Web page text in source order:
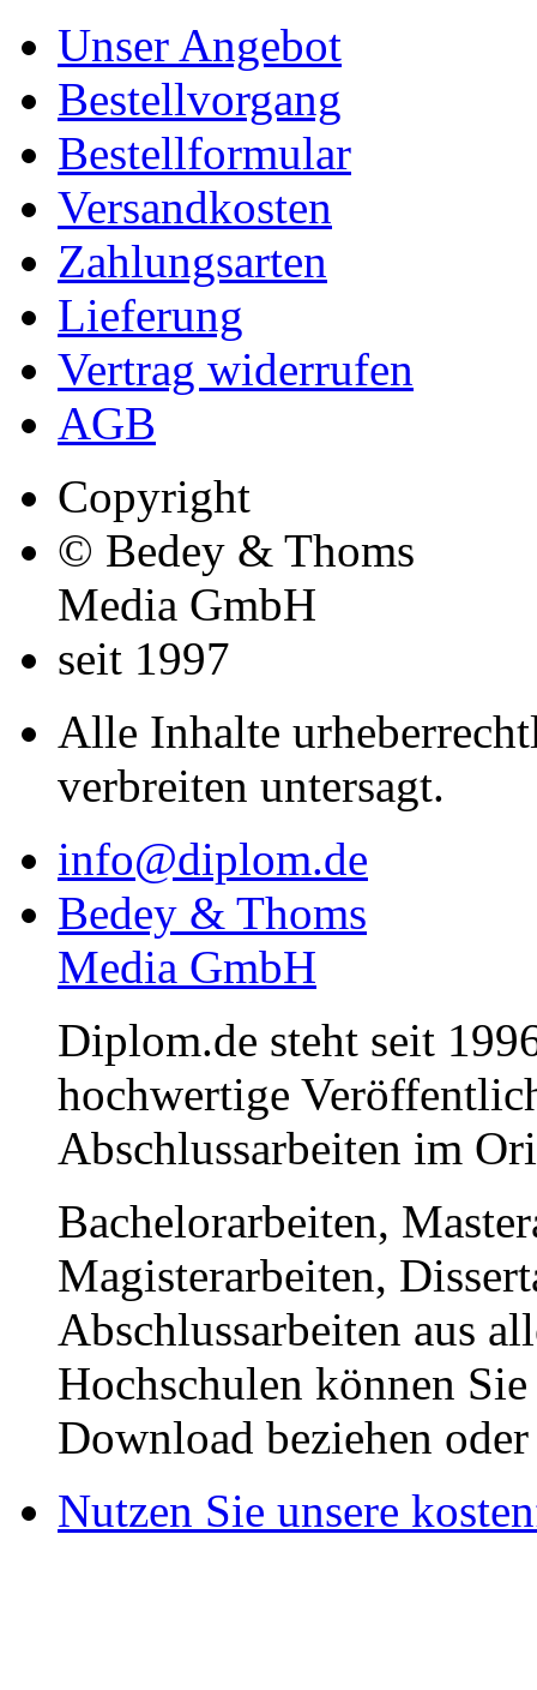
Unser Angebot
Bestellvorgang
Bestellformular
Versandkosten
Zahlungsarten
Lieferung
Vertrag widerrufen
AGB
Copyright
© Bedey & Thoms
Media GmbH
seit 1997
Alle Inhalte
verbreiten untersagt.
info@diplom.de
Bedey & Thoms
Media GmbH
Diplom.de steht seit
hochwertige
Abschlussarbeiten im
Bachelorarbeiten,
Magisterarbeiten,
Abschlussarbeiten aus
Hochschulen können
Download beziehen
Nutzen Sie unsere